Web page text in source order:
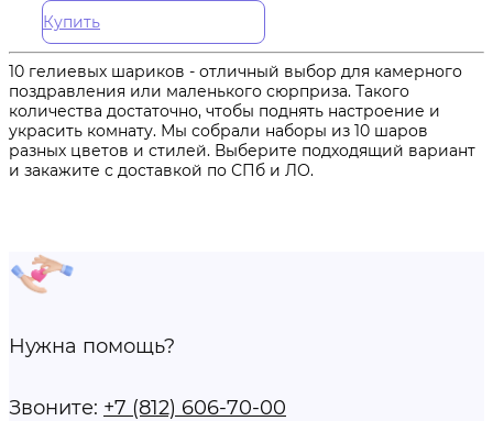
Купить
10 гелиевых шариков - отличный выбор для камерного
поздравления или маленького сюрприза. Такого
количества достаточно, чтобы поднять настроение и
украсить комнату. Мы собрали наборы из 10 шаров
разных цветов и стилей. Выберите подходящий вариант
и закажите с доставкой по СПб и ЛО.
Нужна помощь?
Звоните: +7 (812) 606-70-00